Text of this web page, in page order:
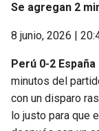
Se agregan 2
8 junio, 2026 |
Perú 0-2 España
minutos del
con un disparo
lo justo para que